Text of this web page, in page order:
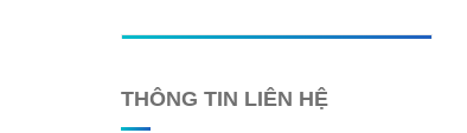
THÔNG TIN LIÊN HỆ